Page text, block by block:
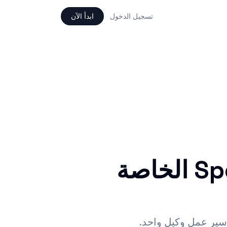
تسجيل الدخول ابدأ الآن
امنح OpenClaw ذاكرة SpeakNotes الخاصة